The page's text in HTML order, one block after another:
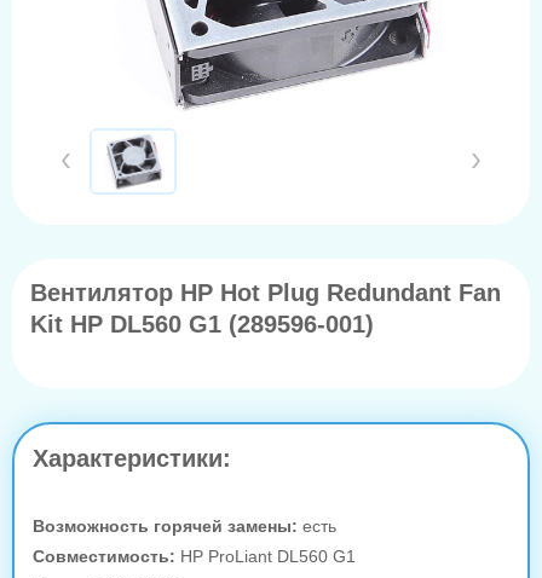
Вентилятор HP Hot Plug Redundant Fan
Kit HP DL560 G1 (289596-001)
Характеристики:
Возможность горячей замены: есть
Совместимость: HP ProLiant DL560 G1